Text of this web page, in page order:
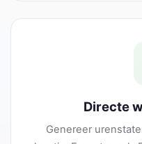
Directe
Genereer